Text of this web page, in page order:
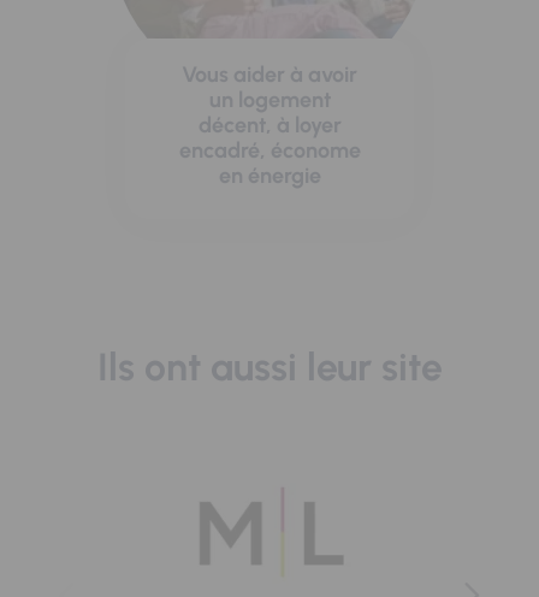
Vous aider à avoir
un logement
décent, à loyer
encadré, économe
en énergie
Ils ont aussi leur site